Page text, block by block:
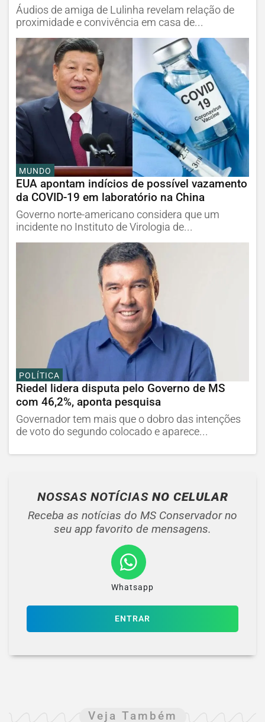
Áudios de amiga de Lulinha revelam relação de
proximidade e convivência em casa de...
MUNDO
EUA apontam indícios de possível vazamento
da COVID-19 em laboratório na China
Governo norte-americano considera que um
incidente no Instituto de Virologia de...
POLÍTICA
Riedel lidera disputa pelo Governo de MS
com 46,2%, aponta pesquisa
Governador tem mais que o dobro das intenções
de voto do segundo colocado e aparece...
NOSSAS NOTÍCIAS NO CELULAR
Receba as notícias do MS Conservador no
seu app favorito de mensagens.
Whatsapp
ENTRAR
Veja Também